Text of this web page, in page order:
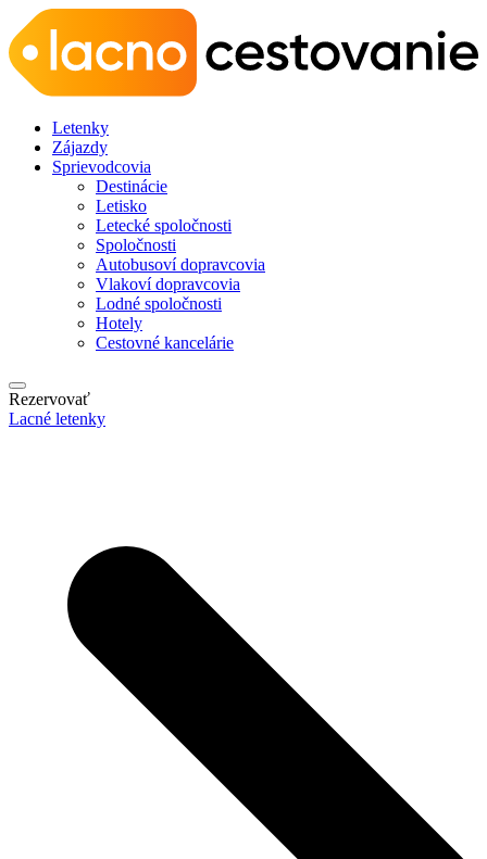
Letenky
Zájazdy
Sprievodcovia
Destinácie
Letisko
Letecké spoločnosti
Spoločnosti
Autobusoví dopravcovia
Vlakoví dopravcovia
Lodné spoločnosti
Hotely
Cestovné kancelárie
Rezervovať
Lacné letenky